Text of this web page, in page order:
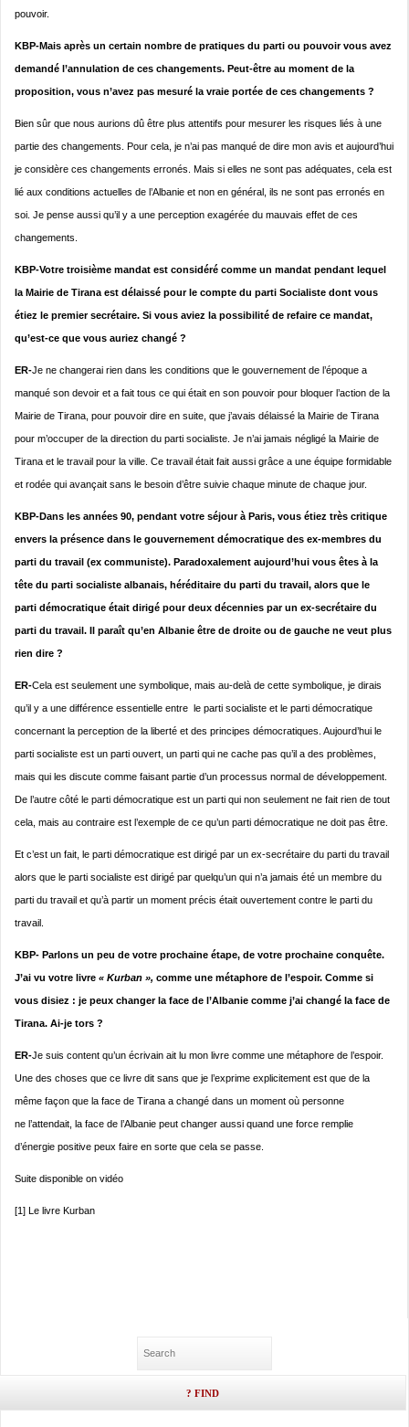
pouvoir.
KBP-Mais après un certain nombre de pratiques du parti ou pouvoir vous avez
demandé l’annulation de ces changements. Peut-être au moment de la
proposition, vous n’avez pas mesuré la vraie portée de ces changements ?
Bien sûr que nous aurions dû être plus attentifs pour mesurer les risques liés à une
partie des changements. Pour cela, je n’ai pas manqué de dire mon avis et aujourd’hui
je considère ces changements erronés. Mais si elles ne sont pas adéquates, cela est
lié aux conditions actuelles de l’Albanie et non en général, ils ne sont pas erronés en
soi. Je pense aussi qu’il y a une perception exagérée du mauvais effet de ces
changements.
KBP-Votre troisième mandat est considéré comme un mandat pendant lequel
la Mairie de Tirana est délaissé pour le compte du parti Socialiste dont vous
étiez le premier secrétaire. Si vous aviez la possibilité de refaire ce mandat,
qu’est-ce que vous auriez changé ?
ER-Je ne changerai rien dans les conditions que le gouvernement de l’époque a
manqué son devoir et a fait tous ce qui était en son pouvoir pour bloquer l’action de la
Mairie de Tirana, pour pouvoir dire en suite, que j’avais délaissé la Mairie de Tirana
pour m’occuper de la direction du parti socialiste. Je n’ai jamais négligé la Mairie de
Tirana et le travail pour la ville. Ce travail était fait aussi grâce a une équipe formidable
et rodée qui avançait sans le besoin d’être suivie chaque minute de chaque jour.
KBP-Dans les années 90, pendant votre séjour à Paris, vous étiez très critique
envers la présence dans le gouvernement démocratique des ex-membres du
parti du travail (ex communiste). Paradoxalement aujourd’hui vous êtes à la
tête du parti socialiste albanais, héréditaire du parti du travail, alors que le
parti démocratique était dirigé pour deux décennies par un ex-secrétaire du
parti du travail. Il paraît qu’en Albanie être de droite ou de gauche ne veut plus
rien dire ?
ER-Cela est seulement une symbolique, mais au-delà de cette symbolique, je dirais
qu’il y a une différence essentielle entre le parti socialiste et le parti démocratique
concernant la perception de la liberté et des principes démocratiques. Aujourd’hui le
parti socialiste est un parti ouvert, un parti qui ne cache pas qu’il a des problèmes,
mais qui les discute comme faisant partie d’un processus normal de développement.
De l’autre côté le parti démocratique est un parti qui non seulement ne fait rien de tout
cela, mais au contraire est l’exemple de ce qu’un parti démocratique ne doit pas être.
Et c’est un fait, le parti démocratique est dirigé par un ex-secrétaire du parti du travail
alors que le parti socialiste est dirigé par quelqu’un qui n’a jamais été un membre du
parti du travail et qu’à partir un moment précis était ouvertement contre le parti du
travail.
KBP- Parlons un peu de votre prochaine étape, de votre prochaine conquête.
J’ai vu votre livre « Kurban », comme une métaphore de l’espoir. Comme si
vous disiez : je peux changer la face de l’Albanie comme j’ai changé la face de
Tirana. Ai-je tors ?
ER-Je suis content qu’un écrivain ait lu mon livre comme une métaphore de l’espoir.
Une des choses que ce livre dit sans que je l’exprime explicitement est que de la
même façon que la face de Tirana a changé dans un moment où personne
ne l’attendait, la face de l’Albanie peut changer aussi quand une force remplie
d’énergie positive peux faire en sorte que cela se passe.
Suite disponible on vidéo
[1] Le livre Kurban